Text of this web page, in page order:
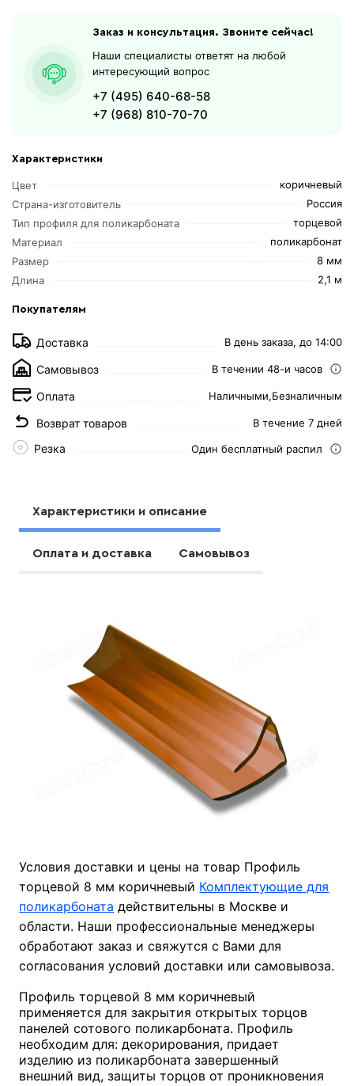
Характеристики
Цвет
коричневый
Страна-изготовитель
Россия
Тип профиля для поликарбоната
торцевой
Материал
поликарбонат
Размер
8 мм
Длина
2,1 м
Покупателям
Доставка В день заказа, до 14:00
Самовывоз В течении 48-и часов
Оплата Наличными,Безналичным
Возврат товаров В течение 7 дней
Резка Один бесплатный распил
Заказ и консультация. Звоните сейчас!
Наши специалисты ответят на любой
интересующий вопрос
+7 (495) 640-68-58
+7 (968) 810-70-70
Характеристики и описание
Оплата и доставка Самовывоз
Условия доставки и цены на товар Профиль
торцевой 8 мм коричневый Комплектующие для
поликарбоната действительны в Москве и
области. Наши профессиональные менеджеры
обработают заказ и свяжутся с Вами для
согласования условий доставки или самовывоза.
Профиль торцевой 8 мм коричневый
применяется для закрытия открытых торцов
панелей сотового поликарбоната. Профиль
необходим для: декорирования, придает
изделию из поликарбоната завершенный
внешний вид, защиты торцов от проникновения